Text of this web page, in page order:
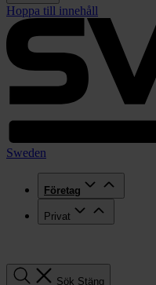
Hoppa till innehåll
Sweden
Företag
Privat
Sök Stäng